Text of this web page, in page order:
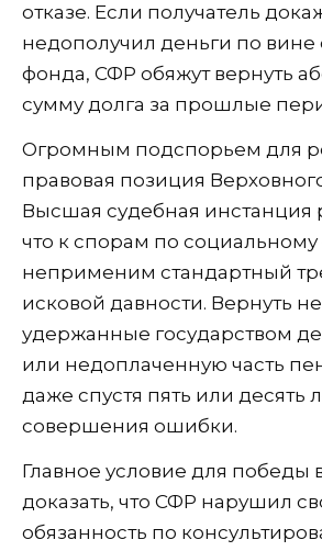
отказе. Если получатель
недополучил деньги по вине
фонда, СФР обяжут вернуть
сумму долга за прошлые
Огромным подспорьем для
правовая позиция
Высшая судебная инстанция
что к спорам по
неприменим стандартный
исковой давности. Вернуть
удержанные государством
или недоплаченную часть
даже спустя пять или десять
совершения ошибки.
Главное условие для победы
доказать, что СФР нарушил
обязанность по